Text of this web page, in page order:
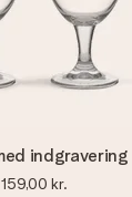
indgravering
159,00 kr.